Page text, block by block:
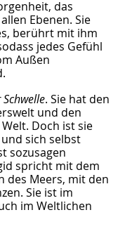
das
Ebenen. Sie
berührt mit ihm
jedes Gefühl
Außen
. Sie hat den
und den
Doch ist sie
sich selbst
sozusagen
spricht mit dem
des Meers, mit den
Sie ist im
im Weltlichen